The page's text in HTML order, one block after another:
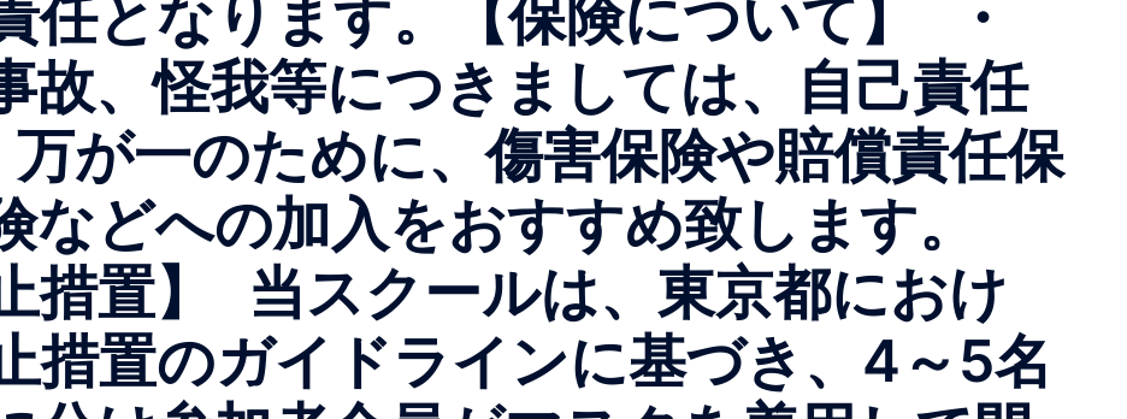
任となります。【保険について】 ・
故、怪我等につきましては、自己責任
が一のために、傷害保険や賠償責任保
などへの加入をおすすめ致します。
措置】 当スクールは、東京都におけ
措置のガイドラインに基づき、4～5名